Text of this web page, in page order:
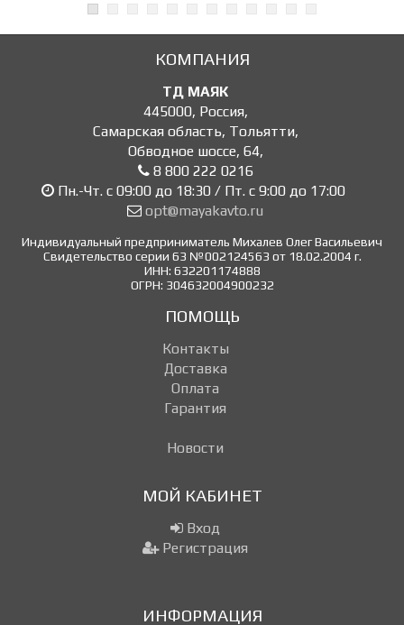
КОМПАНИЯ
ТД МАЯК
445000, Россия,
Самарская область, Тольятти,
Обводное шоссе, 64,
8 800 222 0216
Пн.-Чт. с 09:00 до 18:30 / Пт. с 9:00 до 17:00
opt@mayakavto.ru
Индивидуальный предприниматель Михалев Олег Васильевич
Свидетельство серии 63 №002124563 от 18.02.2004 г.
ИНН: 632201174888
ОГРН: 304632004900232
ПОМОЩЬ
Контакты
Доставка
Оплата
Гарантия
Новости
МОЙ КАБИНЕТ
Вход
Регистрация
ИНФОРМАЦИЯ